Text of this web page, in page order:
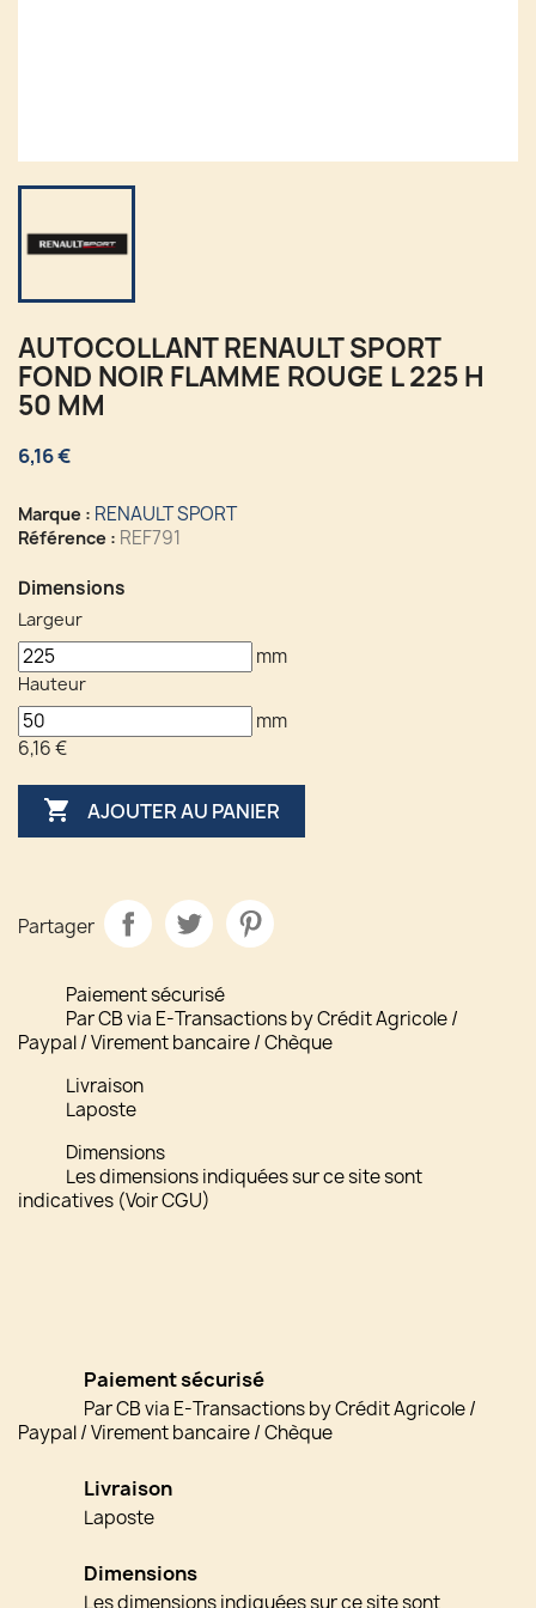
AUTOCOLLANT RENAULT SPORT
FOND NOIR FLAMME ROUGE L 225 H
50 MM
6,16 €
Marque : RENAULT SPORT
Référence : REF791
Dimensions
Largeur
mm
Hauteur
mm
6,16 €
 AJOUTER AU PANIER
Partager
Paiement sécurisé
Par CB via E-Transactions by Crédit Agricole /
Paypal / Virement bancaire / Chèque
Livraison
Laposte
Dimensions
Les dimensions indiquées sur ce site sont
indicatives (Voir CGU)
Paiement sécurisé
Par CB via E-Transactions by Crédit Agricole /
Paypal / Virement bancaire / Chèque
Livraison
Laposte
Dimensions
Les dimensions indiquées sur ce site sont